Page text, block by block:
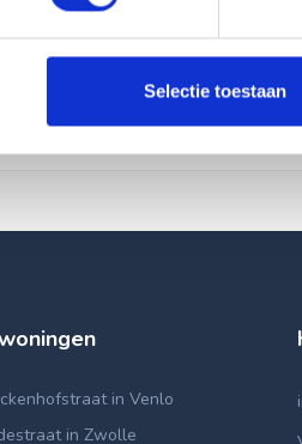
Selectie toestaan
in Venlo
in Zwolle